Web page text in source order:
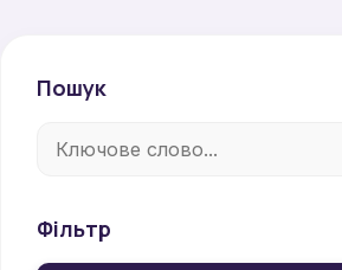
Пошук
Фільтр